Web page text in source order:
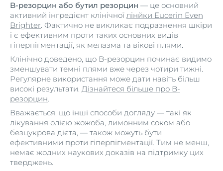
B-резорцин або бутил резорцин — це основний
активний інгредієнт клінічної лінйки Eucerin Even
Brighter. Фактично не викликає подразнення шкіри
і є ефективним проти таких основних видів
гіперпігментації, як мелазма та вікові плями.
Клінічно доведено, що B-резорцин починає видимо
зменшувати темні плями вже через чотири тижні.
Регулярне використання може дати навіть більш
високі результати. Дізнайтеся більше про B-
резорцин.
Вважається, що інші способи догляду — такі як
лікування олією жожоба, лимонним соком або
безцукрова дієта, — також можуть бути
ефективними проти гіперпігментації. Тим не менш,
немає жодних наукових доказів на підтримку цих
тверджень.